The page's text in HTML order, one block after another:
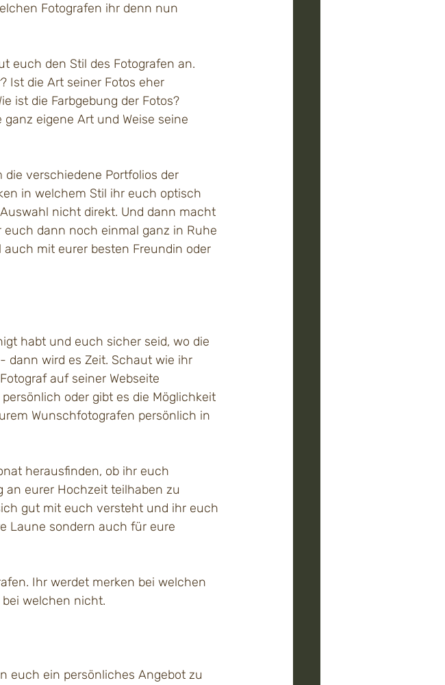
Fotografen ihr denn nun
euch den Stil des Fotografen an.
Ist die Art seiner Fotos eher
ist die Farbgebung der Fotos?
eigene Art und Weise seine
verschiedene Portfolios der
in welchem Stil ihr euch optisch
nicht direkt. Und dann macht
dann noch einmal ganz in Ruhe
mit eurer besten Freundin oder
habt und euch sicher seid, wo die
dann wird es Zeit. Schaut wie ihr
auf seiner Webseite
oder gibt es die Möglichkeit
Wunschfotografen persönlich in
herausfinden, ob ihr euch
an eurer Hochzeit teilhaben zu
gut mit euch versteht und ihr euch
Laune sondern auch für eure
Ihr werdet merken bei welchen
welchen nicht.
euch ein persönliches Angebot zu